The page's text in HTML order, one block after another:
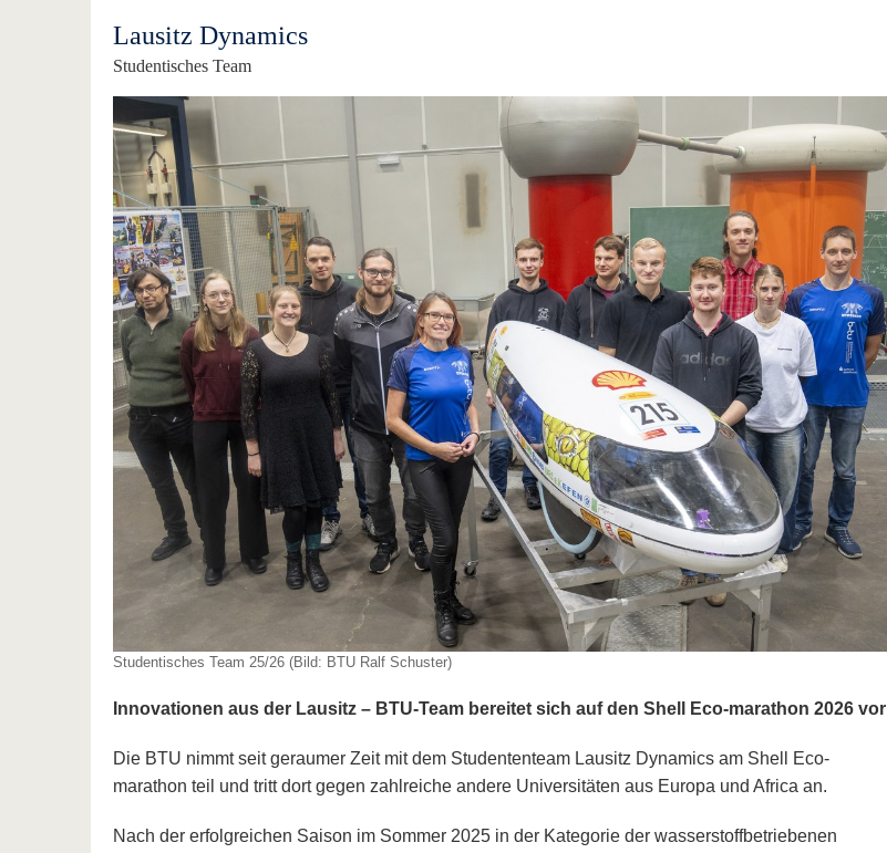
Lausitz Dynamics
Studentisches Team
Studentisches Team 25/26 (Bild: BTU Ralf Schuster)
Innovationen aus der Lausitz – BTU-Team bereitet sich auf den Shell Eco-marathon 2026 vor
Die BTU nimmt seit geraumer Zeit mit dem Studententeam Lausitz Dynamics am Shell Eco-
marathon teil und tritt dort gegen zahlreiche andere Universitäten aus Europa und Africa an.
Nach der erfolgreichen Saison im Sommer 2025 in der Kategorie der wasserstoffbetriebenen